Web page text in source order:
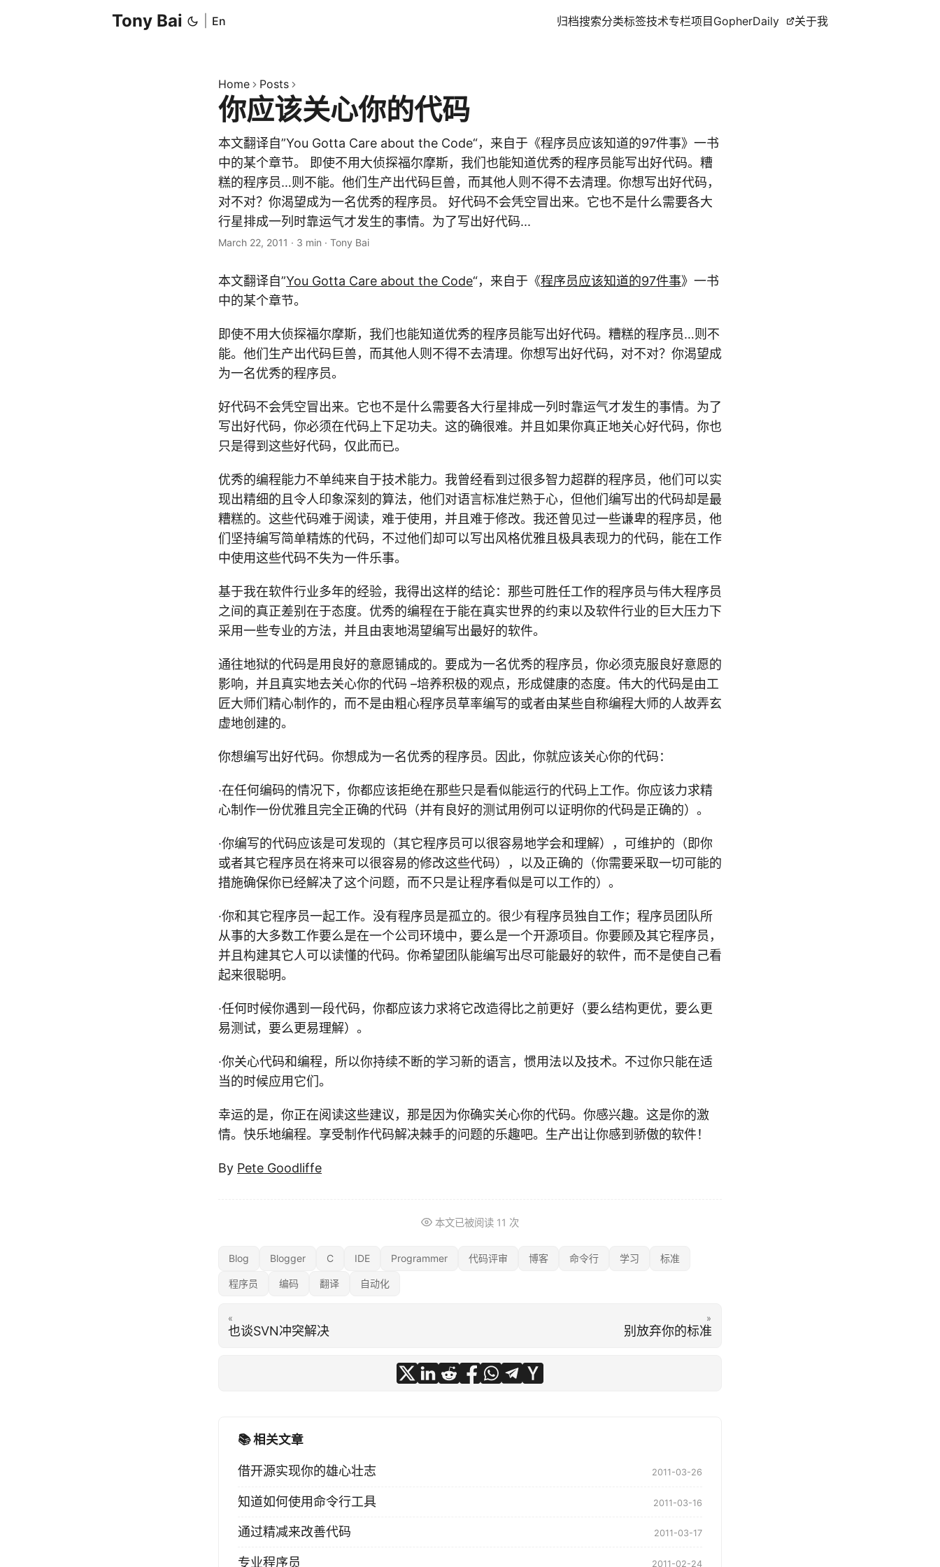
Tony Bai En 归档搜索分类标签技术专栏项目 GopherDaily 关于我
Home Posts
你应该关心你的代码
本文翻译自”You Gotta Care about the Code“，来自于《程序员应该知道的97件事》一书
中的某个章节。 即使不用大侦探福尔摩斯，我们也能知道优秀的程序员能写出好代码。糟
糕的程序员…则不能。他们生产出代码巨兽，而其他人则不得不去清理。你想写出好代码，
对不对？你渴望成为一名优秀的程序员。 好代码不会凭空冒出来。它也不是什么需要各大
行星排成一列时靠运气才发生的事情。为了写出好代码...
March 22, 2011 · 3 min · Tony Bai
本文翻译自”You Gotta Care about the Code“，来自于《程序员应该知道的97件事》一书
中的某个章节。
即使不用大侦探福尔摩斯，我们也能知道优秀的程序员能写出好代码。糟糕的程序员…则不
能。他们生产出代码巨兽，而其他人则不得不去清理。你想写出好代码，对不对？你渴望成
为一名优秀的程序员。
好代码不会凭空冒出来。它也不是什么需要各大行星排成一列时靠运气才发生的事情。为了
写出好代码，你必须在代码上下足功夫。这的确很难。并且如果你真正地关心好代码，你也
只是得到这些好代码，仅此而已。
优秀的编程能力不单纯来自于技术能力。我曾经看到过很多智力超群的程序员，他们可以实
现出精细的且令人印象深刻的算法，他们对语言标准烂熟于心，但他们编写出的代码却是最
糟糕的。这些代码难于阅读，难于使用，并且难于修改。我还曾见过一些谦卑的程序员，他
们坚持编写简单精炼的代码，不过他们却可以写出风格优雅且极具表现力的代码，能在工作
中使用这些代码不失为一件乐事。
基于我在软件行业多年的经验，我得出这样的结论：那些可胜任工作的程序员与伟大程序员
之间的真正差别在于态度。优秀的编程在于能在真实世界的约束以及软件行业的巨大压力下
采用一些专业的方法，并且由衷地渴望编写出最好的软件。
通往地狱的代码是用良好的意愿铺成的。要成为一名优秀的程序员，你必须克服良好意愿的
影响，并且真实地去关心你的代码 –培养积极的观点，形成健康的态度。伟大的代码是由工
匠大师们精心制作的，而不是由粗心程序员草率编写的或者由某些自称编程大师的人故弄玄
虚地创建的。
你想编写出好代码。你想成为一名优秀的程序员。因此，你就应该关心你的代码：
·在任何编码的情况下，你都应该拒绝在那些只是看似能运行的代码上工作。你应该力求精
心制作一份优雅且完全正确的代码（并有良好的测试用例可以证明你的代码是正确的）。
·你编写的代码应该是可发现的（其它程序员可以很容易地学会和理解），可维护的（即你
或者其它程序员在将来可以很容易的修改这些代码），以及正确的（你需要采取一切可能的
措施确保你已经解决了这个问题，而不只是让程序看似是可以工作的）。
·你和其它程序员一起工作。没有程序员是孤立的。很少有程序员独自工作；程序员团队所
从事的大多数工作要么是在一个公司环境中，要么是一个开源项目。你要顾及其它程序员，
并且构建其它人可以读懂的代码。你希望团队能编写出尽可能最好的软件，而不是使自己看
起来很聪明。
·任何时候你遇到一段代码，你都应该力求将它改造得比之前更好（要么结构更优，要么更
易测试，要么更易理解）。
·你关心代码和编程，所以你持续不断的学习新的语言，惯用法以及技术。不过你只能在适
当的时候应用它们。
幸运的是，你正在阅读这些建议，那是因为你确实关心你的代码。你感兴趣。这是你的激
情。快乐地编程。享受制作代码解决棘手的问题的乐趣吧。生产出让你感到骄傲的软件！
By Pete Goodliffe
本文已被阅读 11 次
Blog Blogger C IDE Programmer 代码评审 博客 命令行 学习 标准
程序员 编码 翻译 自动化
«
也谈SVN冲突解决
»
别放弃你的标准
📚 相关文章
借开源实现你的雄心壮志 2011-03-26
知道如何使用命令行工具 2011-03-16
通过精减来改善代码 2011-03-17
专业程序员 2011-02-24